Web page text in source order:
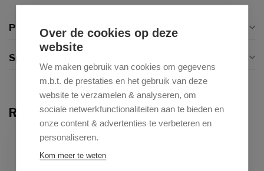
Over de cookies op deze
website
We maken gebruik van cookies om gegevens
m.b.t. de prestaties en het gebruik van deze
website te verzamelen & analyseren, om
sociale netwerkfunctionaliteiten aan te bieden en
onze content & advertenties te verbeteren en
personaliseren.
Kom meer te weten
Productomschrijving
Specificaties
Recent bekeken
ONLY ONLINE